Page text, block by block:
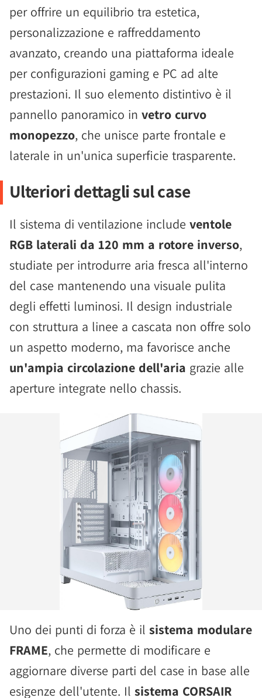
per offrire un equilibrio tra estetica,
personalizzazione e raffreddamento
avanzato, creando una piattaforma ideale
per configurazioni gaming e PC ad alte
prestazioni. Il suo elemento distintivo è il
pannello panoramico in vetro curvo
monopezzo, che unisce parte frontale e
laterale in un'unica superficie trasparente.
Ulteriori dettagli sul case
Il sistema di ventilazione include ventole
RGB laterali da 120 mm a rotore inverso,
studiate per introdurre aria fresca all'interno
del case mantenendo una visuale pulita
degli effetti luminosi. Il design industriale
con struttura a linee a cascata non offre solo
un aspetto moderno, ma favorisce anche
un'ampia circolazione dell'aria grazie alle
aperture integrate nello chassis.
Uno dei punti di forza è il sistema modulare
FRAME, che permette di modificare e
aggiornare diverse parti del case in base alle
esigenze dell'utente. Il sistema CORSAIR